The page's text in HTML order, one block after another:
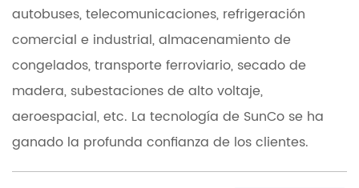
autobuses, telecomunicaciones, refrigeración
comercial e industrial, almacenamiento de
congelados, transporte ferroviario, secado de
madera, subestaciones de alto voltaje,
aeroespacial, etc. La tecnología de SunCo se ha
ganado la profunda confianza de los clientes.